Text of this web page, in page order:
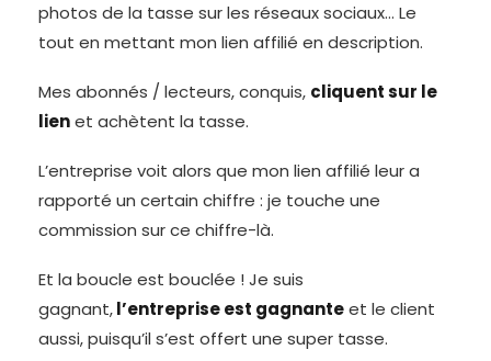
photos de la tasse sur les réseaux sociaux… Le
tout en mettant mon lien affilié en description.
Mes abonnés / lecteurs, conquis, cliquent sur le
lienet achètent la tasse.
L’entreprise voit alors que mon lien affilié leur a
rapporté un certain chiffre : je touche une
commission sur ce chiffre-là.
Et la boucle est bouclée ! Je suis
gagnant,l’entreprise est gagnanteet le client
aussi, puisqu’il s’est offert une super tasse.